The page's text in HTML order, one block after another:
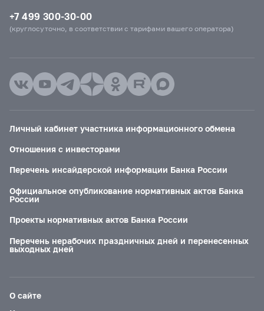
+7 499 300-30-00
(круглосуточно, в соответствии с тарифами вашего оператора)
Личный кабинет участника информационного обмена
Отношения с инвесторами
Перечень инсайдерской информации Банка России
Официальное опубликование нормативных актов Банка
России
Проекты нормативных актов Банка России
Перечень нерабочих праздничных дней и перенесенных
выходных дней
О сайте